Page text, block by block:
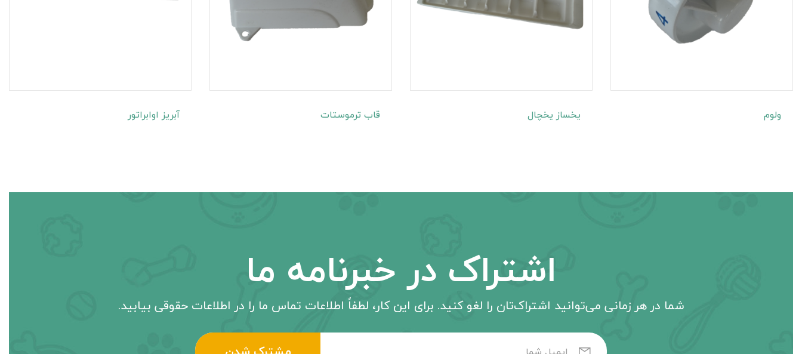
آبریز اوابراتور قاب ترموستات یخساز یخچال ولوم
اشتراک در خبرنامه ما
شما در هر زمانی می‌توانید اشتراک‌تان را لغو کنید. برای این کار، لطفاً اطلاعات تماس ما را در اطلاعات حقوقی بیابید.